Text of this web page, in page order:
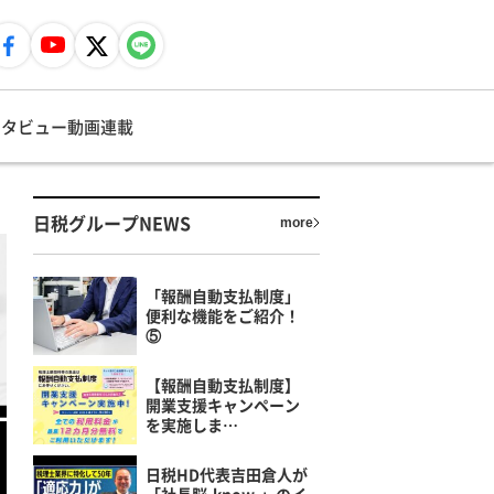
ビュー動画連載
日税グループNEWS more
「報酬自動支払制度」
便利な機能をご紹介！
⑤
【報酬自動支払制度】
開業支援キャンペーン
を実施しま…
日税HD代表吉田倉人が